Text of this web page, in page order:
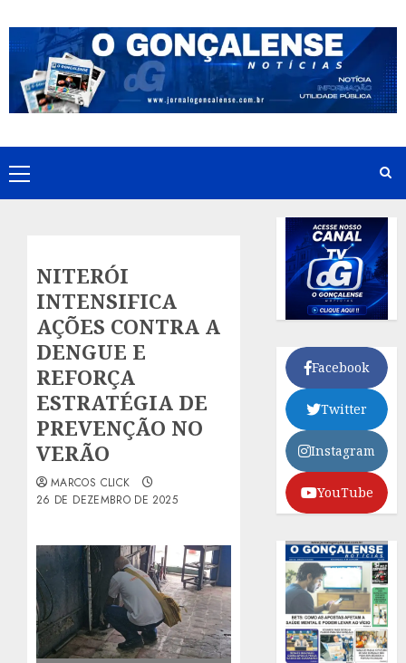
to
content
Primary
Menu
NITERÓI
INTENSIFICA
AÇÕES CONTRA A
DENGUE E
REFORÇA
ESTRATÉGIA DE
PREVENÇÃO NO
VERÃO
MARCOS CLICK
26 DE DEZEMBRO DE 2025
Facebook
Twitter
Instagram
YouTube